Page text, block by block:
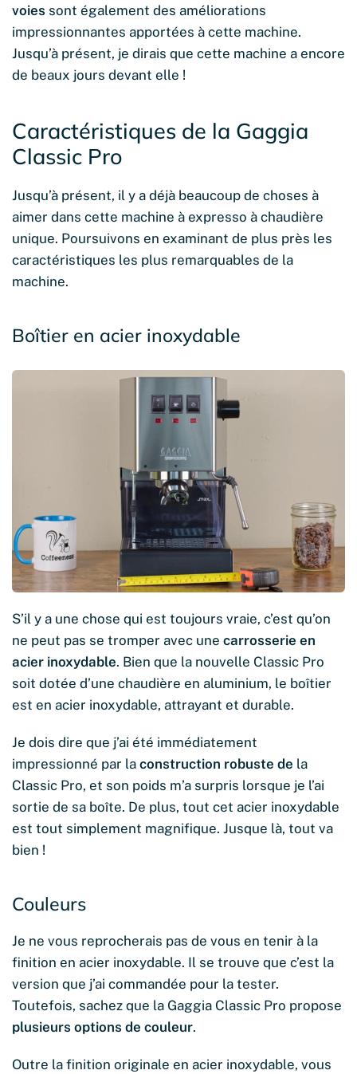
voies sont également des améliorations
impressionnantes apportées à cette machine.
Jusqu’à présent, je dirais que cette machine a encore
de beaux jours devant elle !
Caractéristiques de la Gaggia
Classic Pro
Jusqu’à présent, il y a déjà beaucoup de choses à
aimer dans cette machine à expresso à chaudière
unique. Poursuivons en examinant de plus près les
caractéristiques les plus remarquables de la
machine.
Boîtier en acier inoxydable
S’il y a une chose qui est toujours vraie, c’est qu’on
ne peut pas se tromper avec une carrosserie en
acier inoxydable. Bien que la nouvelle Classic Pro
soit dotée d’une chaudière en aluminium, le boîtier
est en acier inoxydable, attrayant et durable.
Je dois dire que j’ai été immédiatement
impressionné par la construction robuste de la
Classic Pro, et son poids m’a surpris lorsque je l’ai
sortie de sa boîte. De plus, tout cet acier inoxydable
est tout simplement magnifique. Jusque là, tout va
bien !
Couleurs
Je ne vous reprocherais pas de vous en tenir à la
finition en acier inoxydable. Il se trouve que c’est la
version que j’ai commandée pour la tester.
Toutefois, sachez que la Gaggia Classic Pro propose
plusieurs options de couleur.
Outre la finition originale en acier inoxydable, vous